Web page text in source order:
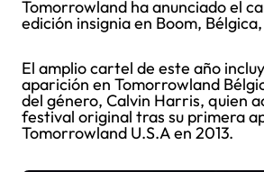
Tomorrowland ha anunciado el cartel de su
edición insignia en Boom,
El amplio cartel de este año
aparición en Tomorrowland
del género, Calvin Harris, quien
festival original tras su primera
Tomorrowland U.S.A en 2013.